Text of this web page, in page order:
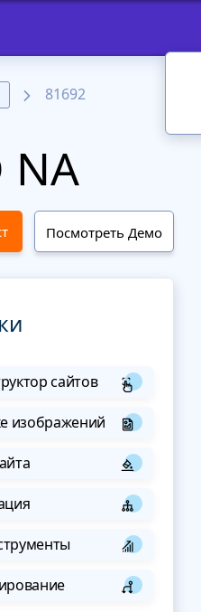
81692
Посмотреть Демо
сайтов
изображений